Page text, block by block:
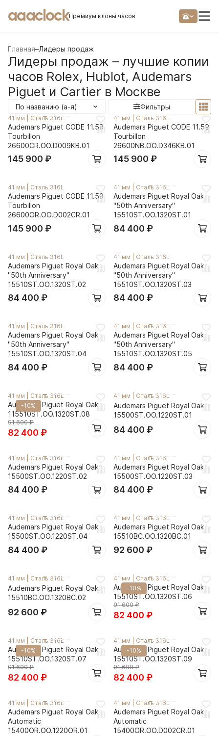
aaaclockПремиум клоны часов
Главная–Лидеры продаж
Лидеры продаж – лучшие копии
часов Rolex, Hublot, Audemars
Piguet и Cartier в Москве
По названию (а-я) Фильтры
41 мм Сталь 316L
Audemars Piguet CODE 11.59
Tourbillon
26600CR.OO.D009KB.01
145 900 ₽
41 мм Сталь 316L
Audemars Piguet CODE 11.59
Tourbillon
26600NB.OO.D346KB.01
145 900 ₽
41 мм Сталь 316L
Audemars Piguet CODE 11.59
Tourbillon
26600OR.OO.D002CR.01
145 900 ₽
41 мм Сталь 316L
Audemars Piguet Royal Oak
"50th Anniversary"
15510ST.OO.1320ST.01
84 400 ₽
41 мм Сталь 316L
Audemars Piguet Royal Oak
"50th Anniversary"
15510ST.OO.1320ST.02
84 400 ₽
41 мм Сталь 316L
Audemars Piguet Royal Oak
"50th Anniversary"
15510ST.OO.1320ST.03
84 400 ₽
41 мм Сталь 316L
Audemars Piguet Royal Oak
"50th Anniversary"
15510ST.OO.1320ST.04
84 400 ₽
41 мм Сталь 316L
Audemars Piguet Royal Oak
"50th Anniversary"
15510ST.OO.1320ST.05
84 400 ₽
-10%
41 мм Сталь 316L
Audemars Piguet Royal Oak
115510ST.OO.1320ST.08
91 600₽
82 400 ₽
41 мм Сталь 316L
Audemars Piguet Royal Oak
15500ST.OO.1220ST.01
84 400 ₽
41 мм Сталь 316L
Audemars Piguet Royal Oak
15500ST.OO.1220ST.02
84 400 ₽
41 мм Сталь 316L
Audemars Piguet Royal Oak
15500ST.OO.1220ST.03
84 400 ₽
41 мм Сталь 316L
Audemars Piguet Royal Oak
15500ST.OO.1220ST.04
84 400 ₽
41 мм Сталь 316L
Audemars Piguet Royal Oak
15510BC.OO.1320BC.01
92 600 ₽
41 мм Сталь 316L
Audemars Piguet Royal Oak
15510BC.OO.1320BC.02
92 600 ₽
-10%
41 мм Сталь 316L
Audemars Piguet Royal Oak
15510ST.OO.1320ST.06
91 600₽
82 400 ₽
-10%
41 мм Сталь 316L
Audemars Piguet Royal Oak
15510ST.OO.1320ST.07
91 600₽
82 400 ₽
-10%
41 мм Сталь 316L
Audemars Piguet Royal Oak
15510ST.OO.1320ST.09
91 600₽
82 400 ₽
41 мм Сталь 316L
Audemars Piguet Royal Oak
Automatic
15400OR.OO.1220OR.01
41 мм Сталь 316L
Audemars Piguet Royal Oak
Automatic
15400OR.OO.D002CR.01